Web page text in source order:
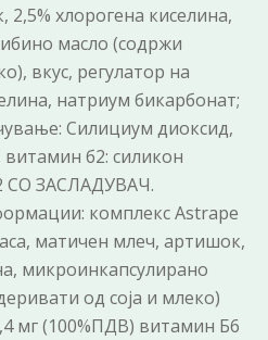
хлорогена киселина,
масло (содржи
вкус, регулатор на
натриум бикарбонат;
Силициум диоксид,
б2: силикон
СО ЗАСЛАДУВАЧ.
комплекс Astrape
матичен млеч, артишок,
микроинкапсулирано
од соја и млеко)
мг (100%ПДВ) витамин Б6